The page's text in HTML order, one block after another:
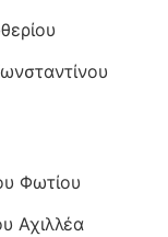
Φωτίου
Αχιλλέα